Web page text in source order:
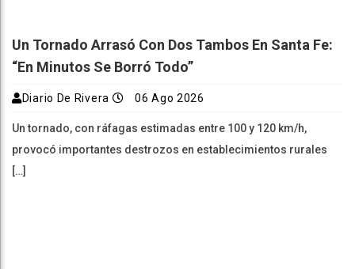
Un Tornado Arrasó Con Dos Tambos En Santa Fe:
“En Minutos Se Borró Todo”
Diario De Rivera 06 Ago 2026
Un tornado, con ráfagas estimadas entre 100 y 120 km/h,
provocó importantes destrozos en establecimientos rurales
[…]